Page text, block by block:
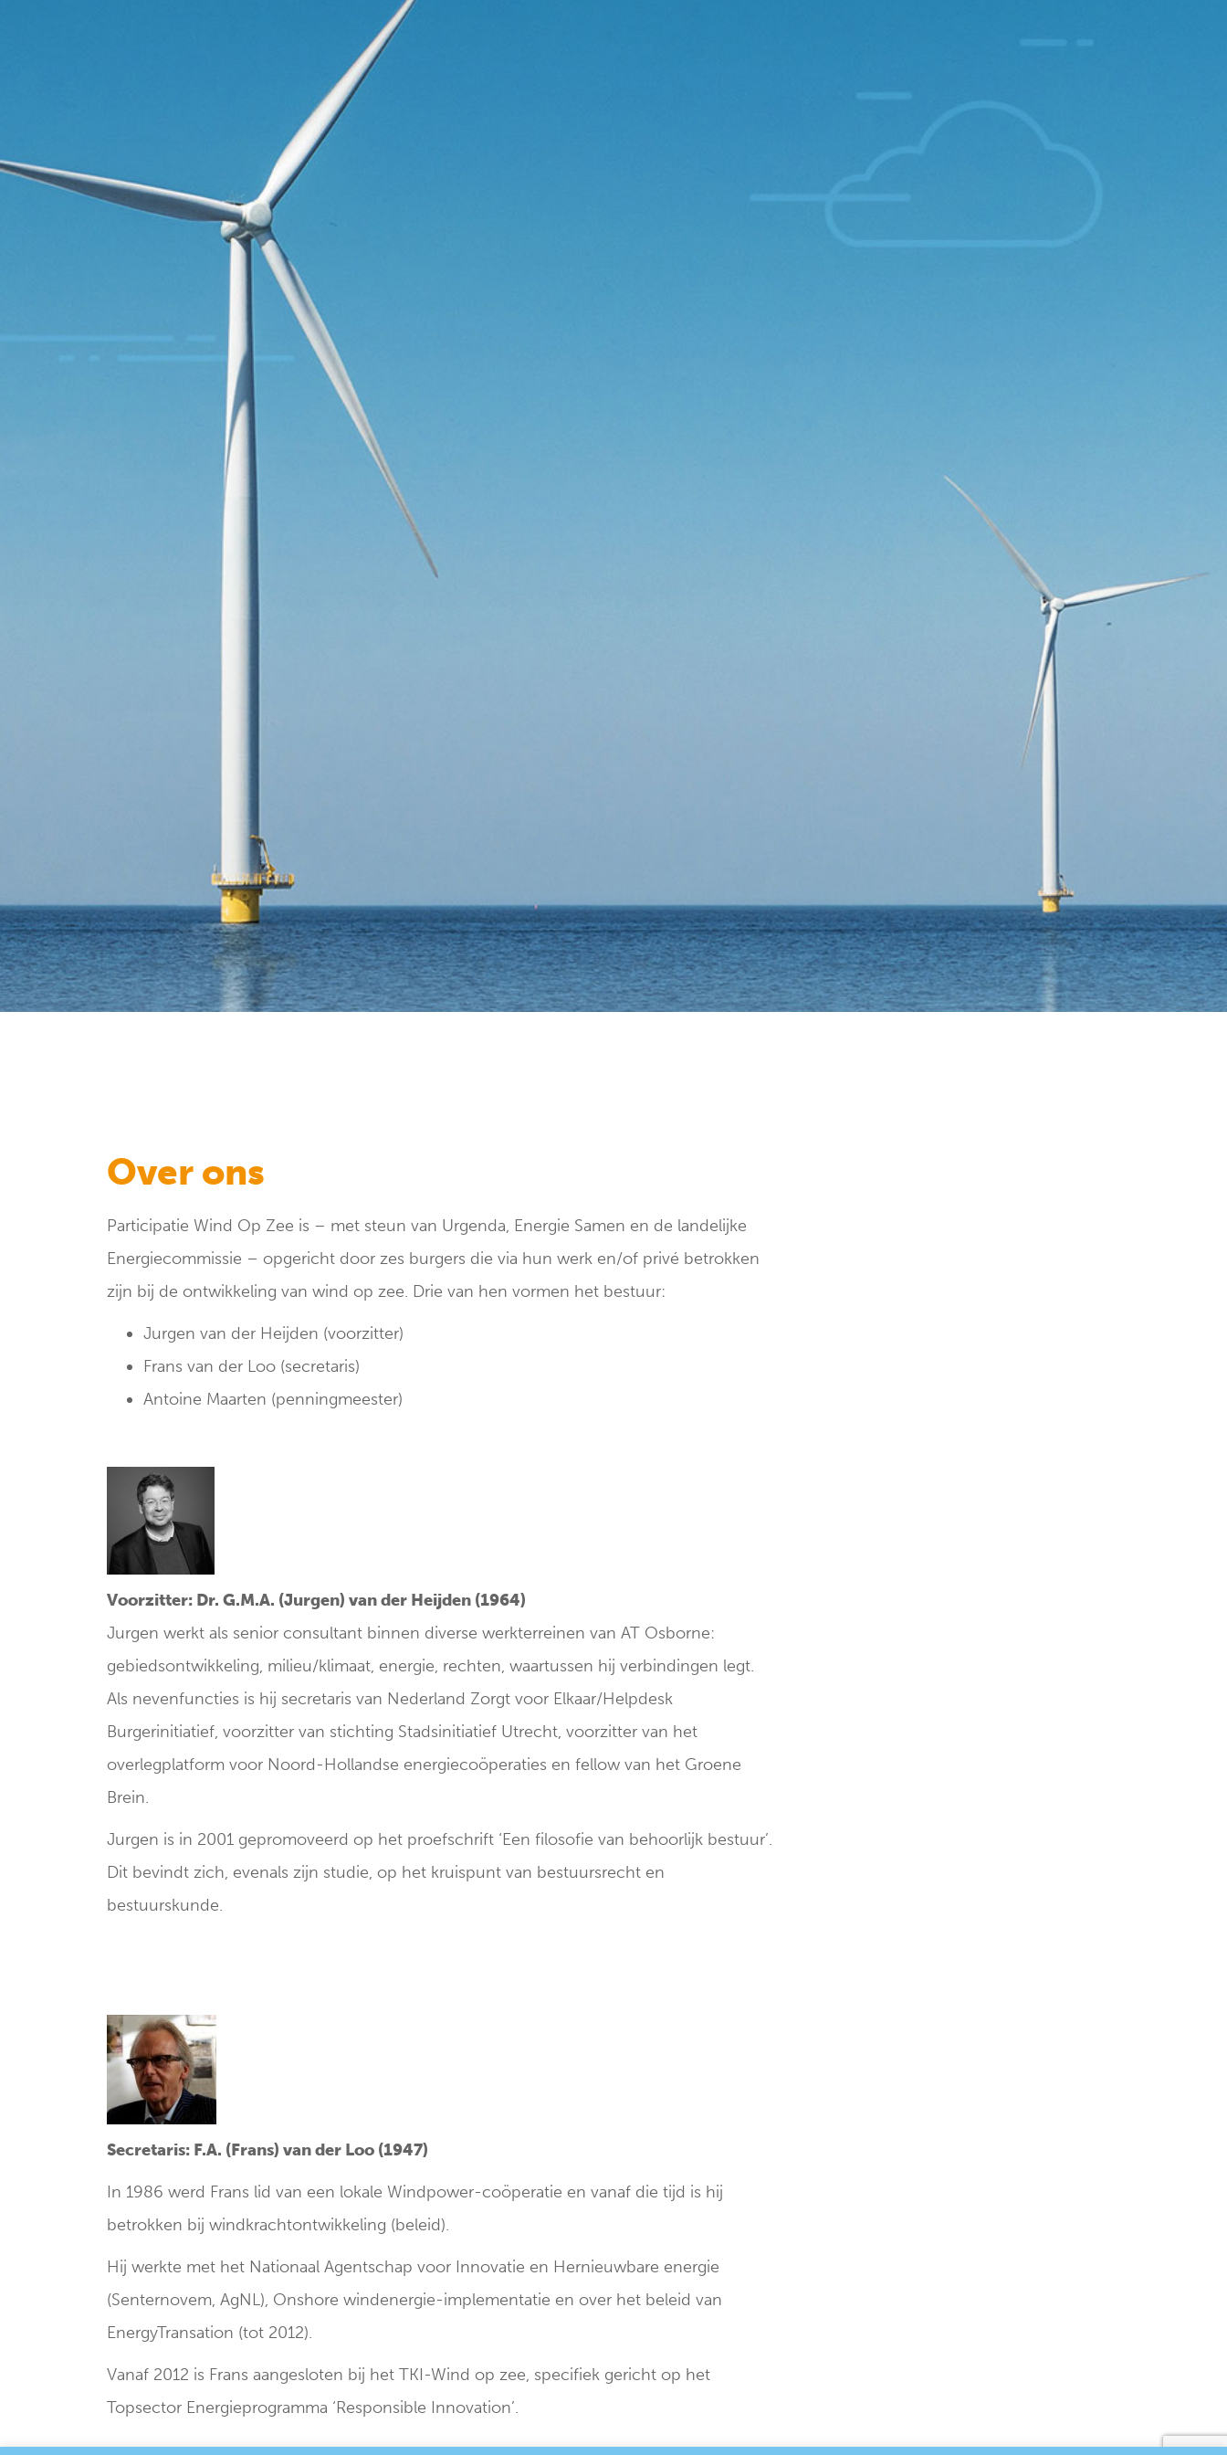
Over ons
Participatie Wind Op Zee is – met steun van Urgenda, Energie Samen en de landelijke
Energiecommissie – opgericht door zes burgers die via hun werk en/of privé betrokken
zijn bij de ontwikkeling van wind op zee. Drie van hen vormen het bestuur:
Jurgen van der Heijden (voorzitter)
Frans van der Loo (secretaris)
Antoine Maarten (penningmeester)
Voorzitter: Dr. G.M.A. (Jurgen) van der Heijden (1964)
Jurgen werkt als senior consultant binnen diverse werkterreinen van AT Osborne:
gebiedsontwikkeling, milieu/klimaat, energie, rechten, waartussen hij verbindingen legt.
Als nevenfuncties is hij secretaris van Nederland Zorgt voor Elkaar/Helpdesk
Burgerinitiatief, voorzitter van stichting Stadsinitiatief Utrecht, voorzitter van het
overlegplatform voor Noord-Hollandse energiecoöperaties en fellow van het Groene
Brein.
Jurgen is in 2001 gepromoveerd op het proefschrift ‘Een filosofie van behoorlijk bestuur’.
Dit bevindt zich, evenals zijn studie, op het kruispunt van bestuursrecht en
bestuurskunde.
Secretaris: F.A. (Frans) van der Loo (1947)
In 1986 werd Frans lid van een lokale Windpower-coöperatie en vanaf die tijd is hij
betrokken bij windkrachtontwikkeling (beleid).
Hij werkte met het Nationaal Agentschap voor Innovatie en Hernieuwbare energie
(Senternovem, AgNL), Onshore windenergie-implementatie en over het beleid van
EnergyTransation (tot 2012).
Vanaf 2012 is Frans aangesloten bij het TKI-Wind op zee, specifiek gericht op het
Topsector Energieprogramma ‘Responsible Innovation’.